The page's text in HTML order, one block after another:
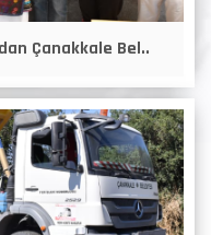
Çanakkale Bel..